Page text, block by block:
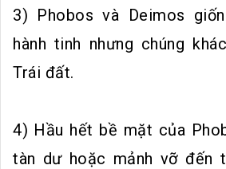
3) Phobos và Deimos
hành tinh nhưng chúng
Trái đất.
4) Hầu hết bề mặt của
tàn dư hoặc mảnh vỡ đến